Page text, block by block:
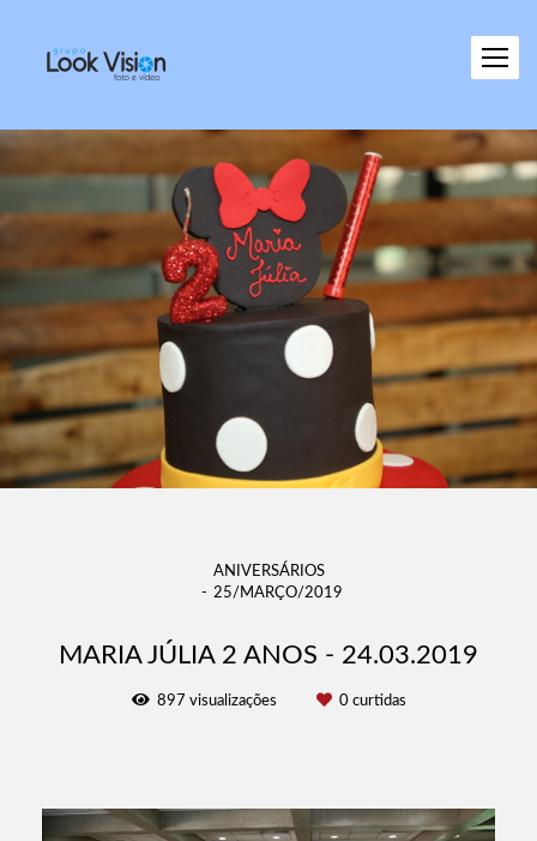
ANIVERSÁRIOS
25/MARÇO/2019
MARIA JÚLIA 2 ANOS - 24.03.2019
897 visualizações 0curtidas